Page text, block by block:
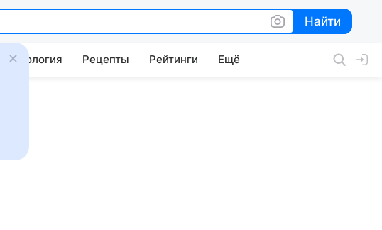
Найти
Найти
Психология Рецепты Рейтинги Ещё